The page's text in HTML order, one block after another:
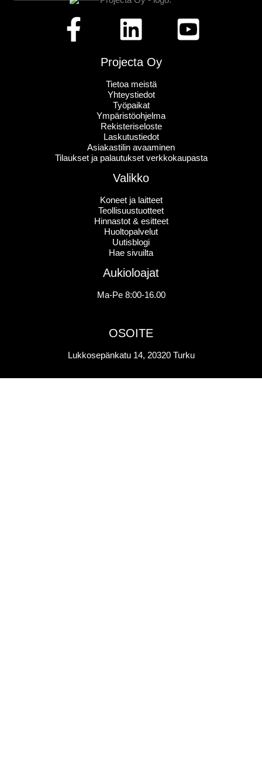
Projecta Oy
Tietoa meistä
Yhteystiedot
Työpaikat
Ympäristöohjelma
Rekisteriseloste
Laskutustiedot
Asiakastilin avaaminen
Tilaukset ja palautukset verkkokaupasta
Valikko
Koneet ja laitteet
Teollisuustuotteet
Hinnastot & esitteet
Huoltopalvelut
Uutisblogi
Hae sivuilta
Aukioloajat
Ma-Pe 8:00-16.00
OSOITE
Lukkosepänkatu 14, 20320 Turku